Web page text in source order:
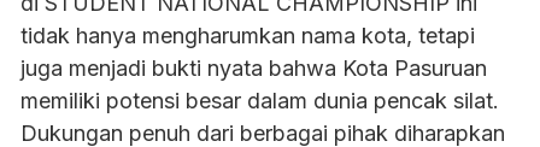
tidak hanya mengharumkan nama kota, tetapi
juga menjadi bukti nyata bahwa Kota Pasuruan
memiliki potensi besar dalam dunia pencak silat.
Dukungan penuh dari berbagai pihak diharapkan